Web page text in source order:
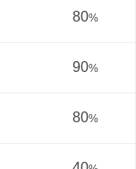
80%
90%
80%